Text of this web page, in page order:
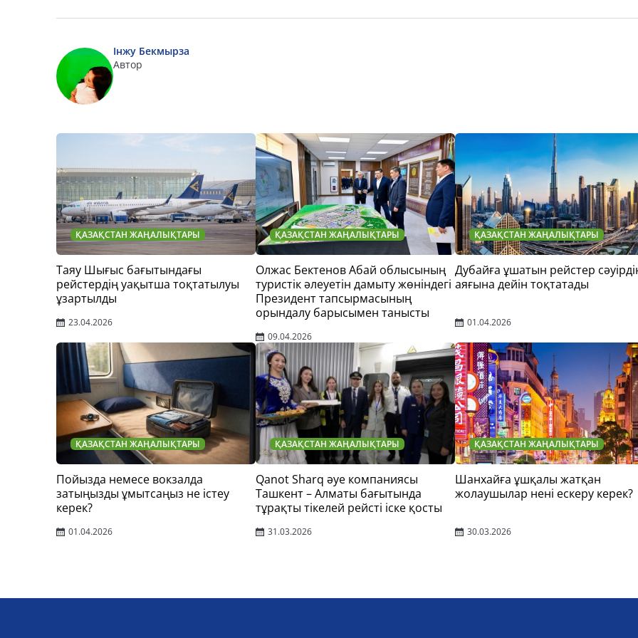
Інжу Бекмырза
Автор
ҚАЗАҚСТАН ЖАҢАЛЫҚТАРЫ
Таяу Шығыс бағытындағы
рейстердің уақытша тоқтатылуы
ұзартылды
23.04.2026
ҚАЗАҚСТАН ЖАҢАЛЫҚТАРЫ
Олжас Бектенов Абай облысының
туристік әлеуетін дамыту жөніндегі
Президент тапсырмасының
орындалу барысымен танысты
09.04.2026
ҚАЗАҚСТАН ЖАҢАЛЫҚТАРЫ
Дубайға ұшатын рейстер
аяғына дейін тоқтатады
01.04.2026
ҚАЗАҚСТАН ЖАҢАЛЫҚТАРЫ
Пойызда немесе вокзалда
затыңызды ұмытсаңыз не істеу
керек?
01.04.2026
ҚАЗАҚСТАН ЖАҢАЛЫҚТАРЫ
Qanot Sharq әуе компаниясы
Ташкент – Алматы бағытында
тұрақты тікелей рейсті іске қосты
31.03.2026
ҚАЗАҚСТАН ЖАҢАЛЫҚТАРЫ
Шанхайға ұшқалы жатқан
жолаушылар нені ескеру керек?
30.03.2026